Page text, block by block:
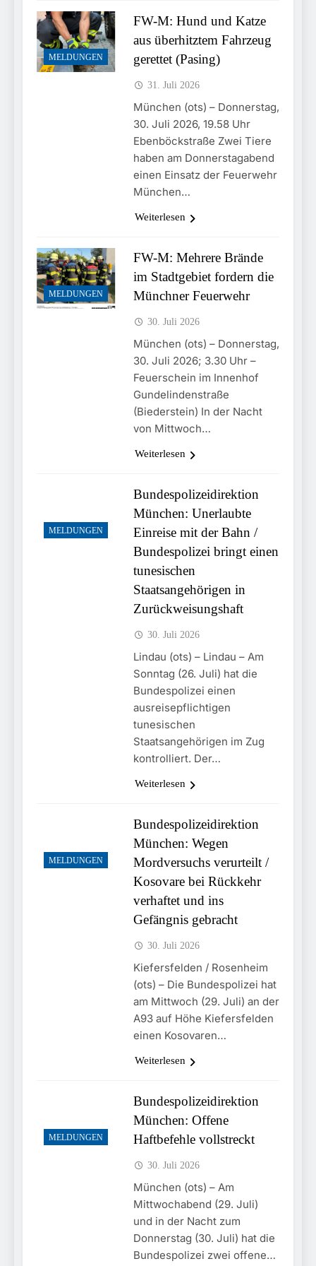
MELDUNGEN
FW-M: Hund und Katze
aus überhitztem Fahrzeug
gerettet (Pasing)
31. Juli 2026
München (ots) – Donnerstag,
30. Juli 2026, 19.58 Uhr
Ebenböckstraße Zwei Tiere
haben am Donnerstagabend
einen Einsatz der Feuerwehr
München…
Weiterlesen
MELDUNGEN
FW-M: Mehrere Brände
im Stadtgebiet fordern die
Münchner Feuerwehr
30. Juli 2026
München (ots) – Donnerstag,
30. Juli 2026; 3.30 Uhr –
Feuerschein im Innenhof
Gundelindenstraße
(Biederstein) In der Nacht
von Mittwoch…
Weiterlesen
MELDUNGEN
Bundespolizeidirektion
München: Unerlaubte
Einreise mit der Bahn /
Bundespolizei bringt einen
tunesischen
Staatsangehörigen in
Zurückweisungshaft
30. Juli 2026
Lindau (ots) – Lindau – Am
Sonntag (26. Juli) hat die
Bundespolizei einen
ausreisepflichtigen
tunesischen
Staatsangehörigen im Zug
kontrolliert. Der…
Weiterlesen
MELDUNGEN
Bundespolizeidirektion
München: Wegen
Mordversuchs verurteilt /
Kosovare bei Rückkehr
verhaftet und ins
Gefängnis gebracht
30. Juli 2026
Kiefersfelden / Rosenheim
(ots) – Die Bundespolizei hat
am Mittwoch (29. Juli) an der
A93 auf Höhe Kiefersfelden
einen Kosovaren…
Weiterlesen
MELDUNGEN
Bundespolizeidirektion
München: Offene
Haftbefehle vollstreckt
30. Juli 2026
München (ots) – Am
Mittwochabend (29. Juli)
und in der Nacht zum
Donnerstag (30. Juli) hat die
Bundespolizei zwei offene…